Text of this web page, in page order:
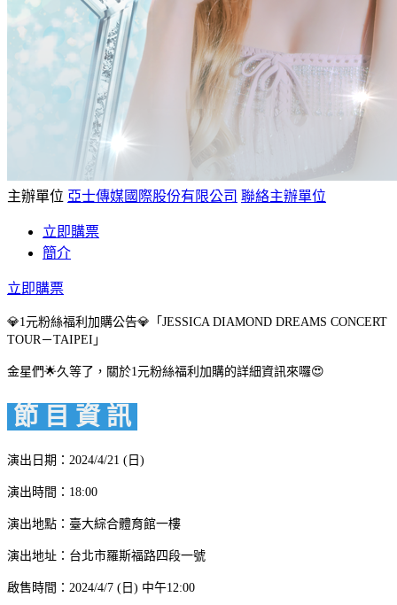
主辦單位 亞士傳媒國際股份有限公司 聯絡主辦單位
立即購票
簡介
立即購票
💎1元粉絲福利加購公告💎「JESSICA DIAMOND DREAMS CONCERT
TOUR－TAIPEI」
金星們🌟久等了，關於1元粉絲福利加購的詳細資訊來囉😍
節 目 資 訊
演出日期：2024/4/21 (日)
演出時間：18:00
演出地點：臺大綜合體育館一樓
演出地址：台北市羅斯福路四段一號
啟售時間：2024/4/7 (日) 中午12:00